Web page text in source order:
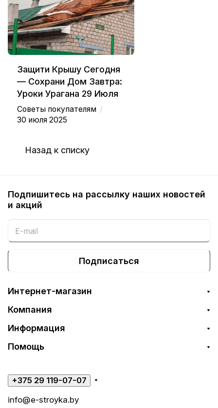
Защити Крышу Сегодня
— Сохрани Дом Завтра:
Уроки Урагана 29 Июля
Советы покупателям /
30 июля 2025
Назад к списку
Подпишитесь на рассылку наших новостей
и акций
Подписаться
Интернет-магазин
Компания
Информация
Помощь
+375 29 119-07-07
info@e-stroyka.by